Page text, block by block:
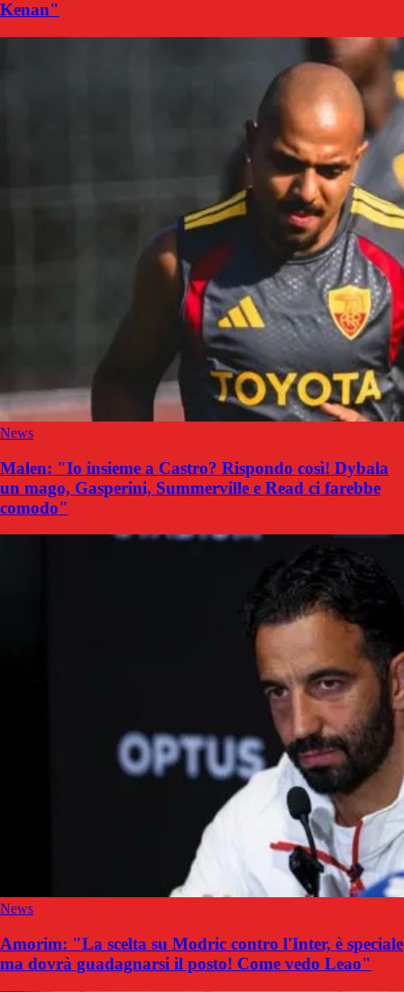
Kenan"
News
Malen: "Io insieme a Castro? Rispondo così! Dybala
un mago, Gasperini, Summerville e Read ci farebbe
comodo"
News
Amorim: "La scelta su Modric contro l'Inter, è speciale
ma dovrà guadagnarsi il posto! Come vedo Leao"